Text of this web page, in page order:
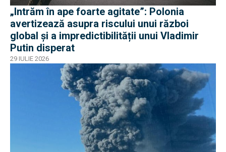
„Intrăm în ape foarte agitate”: Polonia
avertizează asupra riscului unui război
global și a impredictibilității unui Vladimir
Putin disperat
29 IULIE 2026